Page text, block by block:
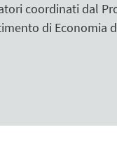
coordinati dal
di Economia